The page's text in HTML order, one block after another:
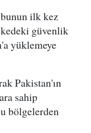
ilk kez
güvenlik
yüklemeye
Pakistan'ın
sahip
bölgelerden